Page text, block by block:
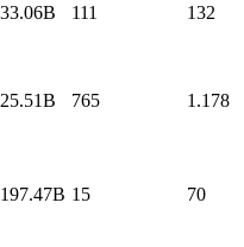
111 132
765 1.178
15 70